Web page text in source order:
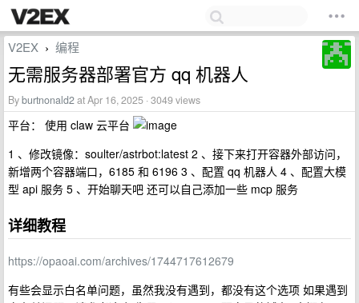
V2EX › 编程
无需服务器部署官方 qq 机器人
Byburtnonald2at Apr 16, 2025 · 3049 views
平台： 使用 claw 云平台
1 、修改镜像：soulter/astrbot:latest 2 、接下来打开容器外部访问，
新增两个容器端口，6185 和 6196 3 、配置 qq 机器人 4 、配置大模
型 api 服务 5 、开始聊天吧 还可以自己添加一些 mcp 服务
详细教程
https://opaoai.com/archives/1744717612679
有些会显示白名单问题，虽然我没有遇到，都没有这个选项 如果遇到